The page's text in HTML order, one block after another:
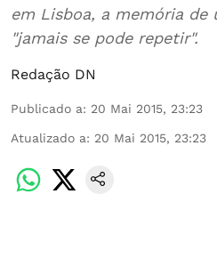
em Lisboa, a memória de
"jamais se pode repetir".
Redação DN
Publicado a: 20 Mai 2015, 23:23
Atualizado a: 20 Mai 2015, 23:23